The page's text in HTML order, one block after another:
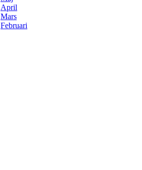
April
Mars
Februari